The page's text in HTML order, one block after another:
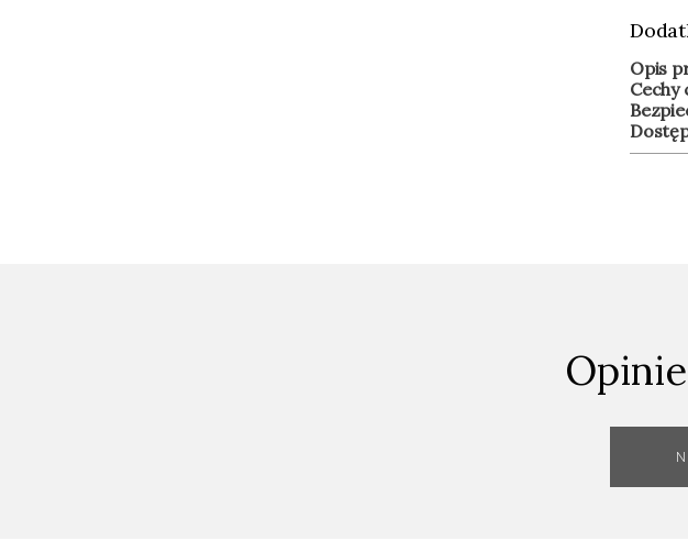
Opis
Cechy